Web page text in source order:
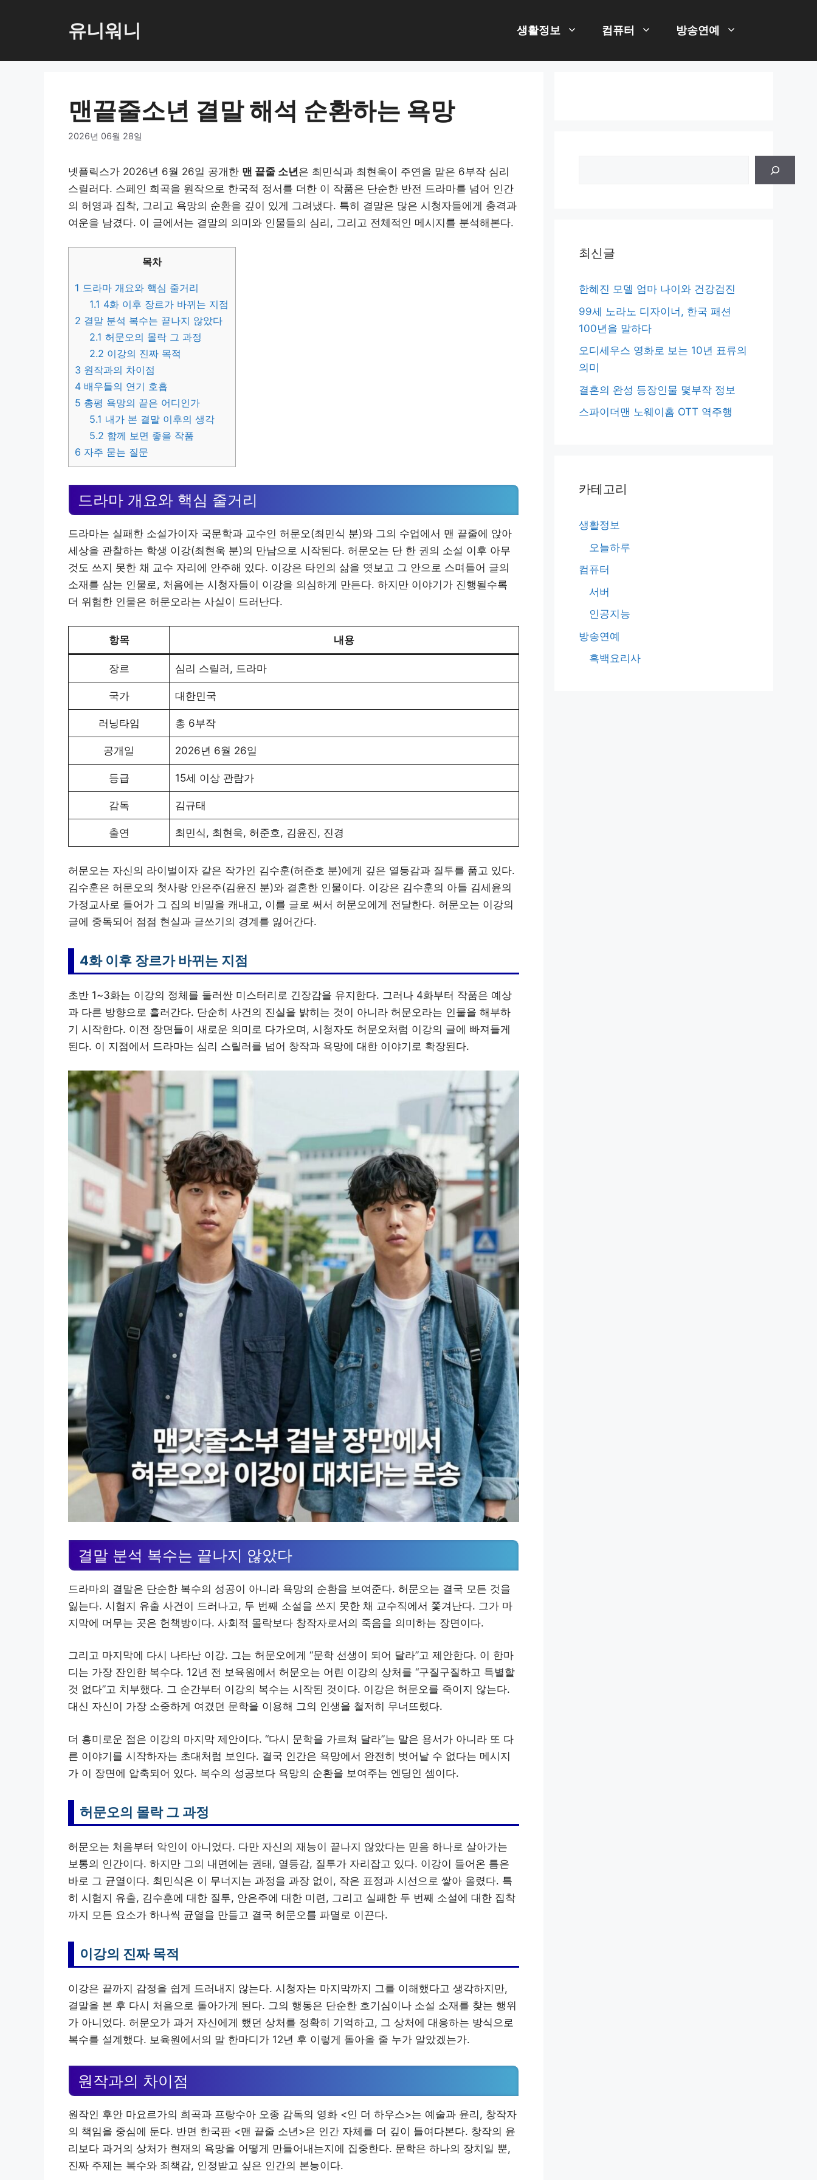
로
유니워니 생활정보 컴퓨터 방송연예
맨끝줄소년 결말 해석 순환하는 욕망
2026년 06월 28일
넷플릭스가 2026년 6월 26일 공개한 맨 끝줄 소년은 최민식과 최현욱이 주연을 맡은 6부작 심리
스릴러다. 스페인 희곡을 원작으로 한국적 정서를 더한 이 작품은 단순한 반전 드라마를 넘어 인간
의 허영과 집착, 그리고 욕망의 순환을 깊이 있게 그려냈다. 특히 결말은 많은 시청자들에게 충격과
여운을 남겼다. 이 글에서는 결말의 의미와 인물들의 심리, 그리고 전체적인 메시지를 분석해본다.
목차
1 드라마 개요와 핵심 줄거리
1.1 4화 이후 장르가 바뀌는 지점
2 결말 분석 복수는 끝나지 않았다
2.1 허문오의 몰락 그 과정
2.2 이강의 진짜 목적
3 원작과의 차이점
4 배우들의 연기 호흡
5 총평 욕망의 끝은 어디인가
5.1 내가 본 결말 이후의 생각
5.2 함께 보면 좋을 작품
6 자주 묻는 질문
드라마 개요와 핵심 줄거리
드라마는 실패한 소설가이자 국문학과 교수인 허문오(최민식 분)와 그의 수업에서 맨 끝줄에 앉아
세상을 관찰하는 학생 이강(최현욱 분)의 만남으로 시작된다. 허문오는 단 한 권의 소설 이후 아무
것도 쓰지 못한 채 교수 자리에 안주해 있다. 이강은 타인의 삶을 엿보고 그 안으로 스며들어 글의
소재를 삼는 인물로, 처음에는 시청자들이 이강을 의심하게 만든다. 하지만 이야기가 진행될수록
더 위험한 인물은 허문오라는 사실이 드러난다.
항목 내용
장르 심리 스릴러, 드라마
국가 대한민국
러닝타임 총 6부작
공개일 2026년 6월 26일
등급 15세 이상 관람가
감독 김규태
출연 최민식, 최현욱, 허준호, 김윤진, 진경
허문오는 자신의 라이벌이자 같은 작가인 김수훈(허준호 분)에게 깊은 열등감과 질투를 품고 있다.
김수훈은 허문오의 첫사랑 안은주(김윤진 분)와 결혼한 인물이다. 이강은 김수훈의 아들 김세윤의
가정교사로 들어가 그 집의 비밀을 캐내고, 이를 글로 써서 허문오에게 전달한다. 허문오는 이강의
글에 중독되어 점점 현실과 글쓰기의 경계를 잃어간다.
4화 이후 장르가 바뀌는 지점
초반 1~3화는 이강의 정체를 둘러싼 미스터리로 긴장감을 유지한다. 그러나 4화부터 작품은 예상
과 다른 방향으로 흘러간다. 단순히 사건의 진실을 밝히는 것이 아니라 허문오라는 인물을 해부하
기 시작한다. 이전 장면들이 새로운 의미로 다가오며, 시청자도 허문오처럼 이강의 글에 빠져들게
된다. 이 지점에서 드라마는 심리 스릴러를 넘어 창작과 욕망에 대한 이야기로 확장된다.
결말 분석 복수는 끝나지 않았다
드라마의 결말은 단순한 복수의 성공이 아니라 욕망의 순환을 보여준다. 허문오는 결국 모든 것을
잃는다. 시험지 유출 사건이 드러나고, 두 번째 소설을 쓰지 못한 채 교수직에서 쫓겨난다. 그가 마
지막에 머무는 곳은 헌책방이다. 사회적 몰락보다 창작자로서의 죽음을 의미하는 장면이다.
그리고 마지막에 다시 나타난 이강. 그는 허문오에게 “문학 선생이 되어 달라”고 제안한다. 이 한마
디는 가장 잔인한 복수다. 12년 전 보육원에서 허문오는 어린 이강의 상처를 “구질구질하고 특별할
것 없다”고 치부했다. 그 순간부터 이강의 복수는 시작된 것이다. 이강은 허문오를 죽이지 않는다.
대신 자신이 가장 소중하게 여겼던 문학을 이용해 그의 인생을 철저히 무너뜨렸다.
더 흥미로운 점은 이강의 마지막 제안이다. “다시 문학을 가르쳐 달라”는 말은 용서가 아니라 또 다
른 이야기를 시작하자는 초대처럼 보인다. 결국 인간은 욕망에서 완전히 벗어날 수 없다는 메시지
가 이 장면에 압축되어 있다. 복수의 성공보다 욕망의 순환을 보여주는 엔딩인 셈이다.
허문오의 몰락 그 과정
허문오는 처음부터 악인이 아니었다. 다만 자신의 재능이 끝나지 않았다는 믿음 하나로 살아가는
보통의 인간이다. 하지만 그의 내면에는 권태, 열등감, 질투가 자리잡고 있다. 이강이 들어온 틈은
바로 그 균열이다. 최민식은 이 무너지는 과정을 과장 없이, 작은 표정과 시선으로 쌓아 올렸다. 특
히 시험지 유출, 김수훈에 대한 질투, 안은주에 대한 미련, 그리고 실패한 두 번째 소설에 대한 집착
까지 모든 요소가 하나씩 균열을 만들고 결국 허문오를 파멸로 이끈다.
이강의 진짜 목적
이강은 끝까지 감정을 쉽게 드러내지 않는다. 시청자는 마지막까지 그를 이해했다고 생각하지만,
결말을 본 후 다시 처음으로 돌아가게 된다. 그의 행동은 단순한 호기심이나 소설 소재를 찾는 행위
가 아니었다. 허문오가 과거 자신에게 했던 상처를 정확히 기억하고, 그 상처에 대응하는 방식으로
복수를 설계했다. 보육원에서의 말 한마디가 12년 후 이렇게 돌아올 줄 누가 알았겠는가.
원작과의 차이점
원작인 후안 마요르가의 희곡과 프랑수아 오종 감독의 영화 <인 더 하우스>는 예술과 윤리, 창작자
의 책임을 중심에 둔다. 반면 한국판 <맨 끝줄 소년>은 인간 자체를 더 깊이 들여다본다. 창작의 윤
리보다 과거의 상처가 현재의 욕망을 어떻게 만들어내는지에 집중한다. 문학은 하나의 장치일 뿐,
진짜 주제는 복수와 죄책감, 인정받고 싶은 인간의 본능이다.
최신글
한혜진 모델 엄마 나이와 건강검진
99세 노라노 디자이너, 한국 패션
100년을 말하다
오디세우스 영화로 보는 10년 표류의
의미
결혼의 완성 등장인물 몇부작 정보
스파이더맨 노웨이홈 OTT 역주행
카테고리
생활정보
오늘하루
컴퓨터
서버
인공지능
방송연예
흑백요리사